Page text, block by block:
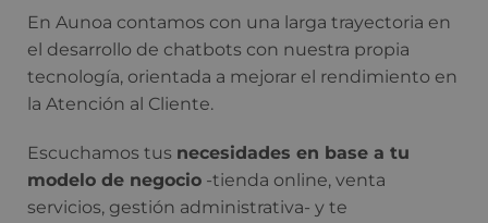
En Aunoa contamos con una larga trayectoria en
el desarrollo de chatbots con nuestra propia
tecnología, orientada a mejorar el rendimiento en
la Atención al Cliente.
Escuchamos tus necesidades en base a tu
modelo de negocio -tienda online, venta
servicios, gestión administrativa- y te